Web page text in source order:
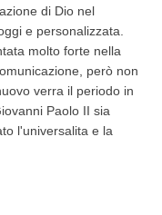
di Dio nel
e personalizzata.
molto forte nella
però non
verra il periodo in
Paolo II sia
l'universalita e la